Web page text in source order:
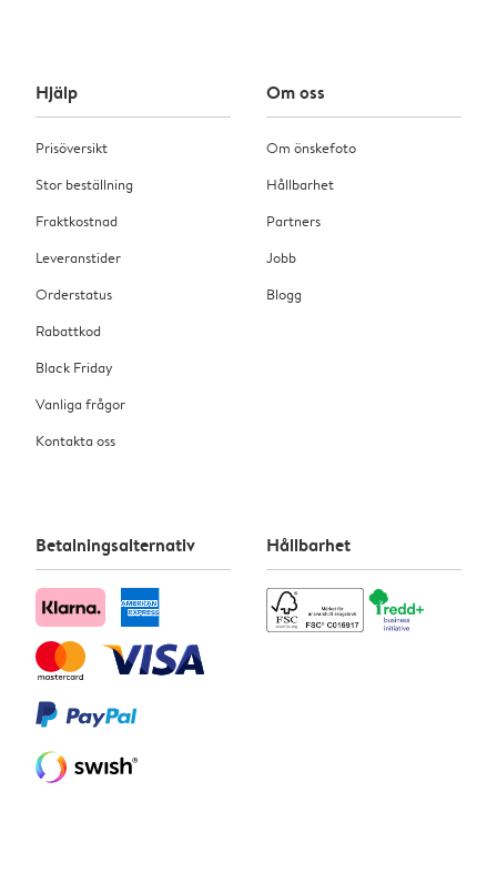
Hjälp
Prisöversikt
Stor beställning
Fraktkostnad
Leveranstider
Orderstatus
Rabattkod
Black Friday
Vanliga frågor
Kontakta oss
Om oss
Om önskefoto
Hållbarhet
Partners
Jobb
Blogg
Betalningsalternativ Hållbarhet